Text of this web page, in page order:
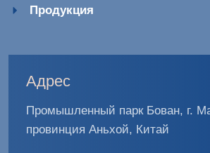
Продукция
Адрес
Промышленный парк Бован, г.
провинция Аньхой, Китай